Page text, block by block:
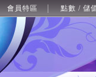
會員特區 點數 / 儲